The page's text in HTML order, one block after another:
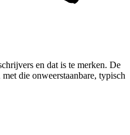
en dat is te merken. De
die onweerstaanbare, typisch